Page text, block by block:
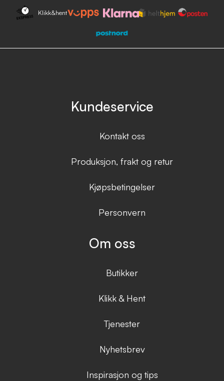
Klikk&hent
Kundeservice
Kontakt oss
Produksjon, frakt og retur
Kjøpsbetingelser
Personvern
Om oss
Butikker
Klikk & Hent
Tjenester
Nyhetsbrev
Inspirasjon og tips